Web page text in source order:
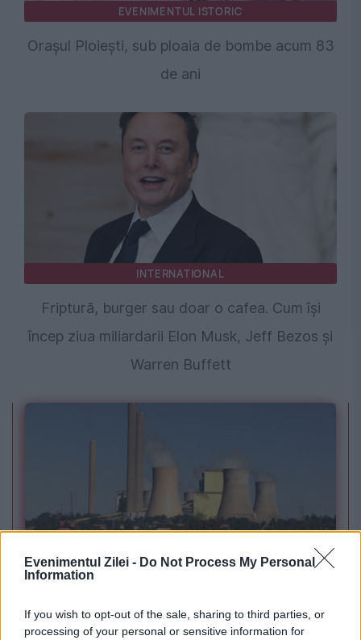
Evenimentul Zilei - Do Not Process My Personal
Information
If you wish to opt-out of the sale, sharing to third parties, or
processing of your personal or sensitive information for
EVENIMENTUL ISTORIC
Orașul Ploiești, sub ploaia de bombe acum 83
de ani
INTERNATIONAL
Friptură, burger sau doar o cafea. Cum își
încep ziua miliardarii Elon Musk, Jeff Bezos și
Warren Buffett
POLITICA
de urgență pentru energie și susține